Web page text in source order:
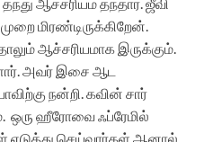
மிரண்டிருக்கிறேன்.
ஆச்சரியமாக இருக்கும்.
அவர் இசை ஆட
நன்றி. கவின் சார்
ஒரு ஹீரோவை ஃப்ரேமில்
எடுத்து செய்வார்கள் ஆனால்